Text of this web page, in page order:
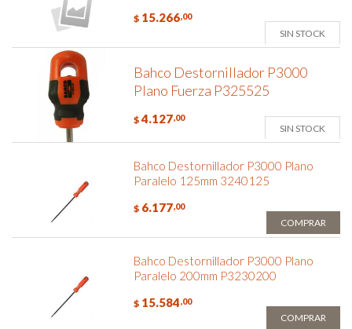
$ 15.266,00
SIN STOCK
Bahco Destornillador P3000
Plano Fuerza P325525
$ 4.127,00
SIN STOCK
Bahco Destornillador P3000 Plano
Paralelo 125mm 3240125
$ 6.177,00
COMPRAR
Bahco Destornillador P3000 Plano
Paralelo 200mm P3230200
$ 15.584,00
COMPRAR